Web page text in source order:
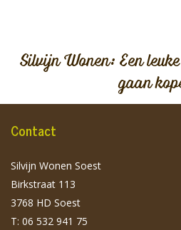
Silvijn Wonen: Een
gaan
Contact
Silvijn Wonen Soest
Birkstraat 113
3768 HD Soest
T: 06 532 941 75